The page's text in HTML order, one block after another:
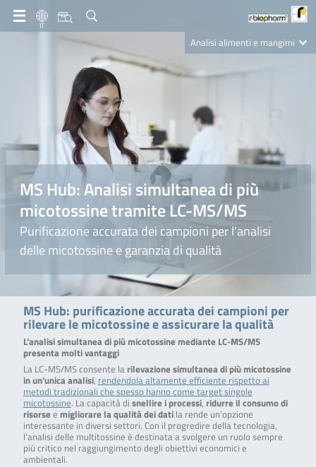
IT
Analisi alimenti e mangimi
Nutrition Care
MS Hub: Analisi simultanea di più
micotossine tramite LC-MS/MS
Purificazione accurata dei campioni per l’analisi
delle micotossine e garanzia di qualità
MS Hub: purificazione accurata dei campioni per
rilevare le micotossine e assicurare la qualità
L’analisi simultanea di più micotossine mediante LC-MS/MS
presenta molti vantaggi
La LC-MS/MS consente la rilevazione simultanea di più micotossine
in un’unica analisi, rendendola altamente efficiente rispetto ai
metodi tradizionali che spesso hanno come target singole
micotossine. La capacità di snellire i processi, ridurre il consumo di
risorse e migliorare la qualità dei datila rende un’opzione
interessante in diversi settori. Con il progredire della tecnologia,
l’analisi delle multitossine è destinata a svolgere un ruolo sempre
più critico nel raggiungimento degli obiettivi economici e
ambientali.